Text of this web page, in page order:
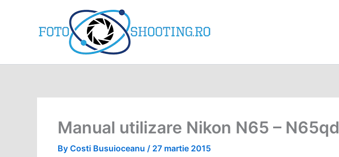
Manual utilizare Nikon N65 – N65qd
By Costi Busuioceanu / 27 martie 2015